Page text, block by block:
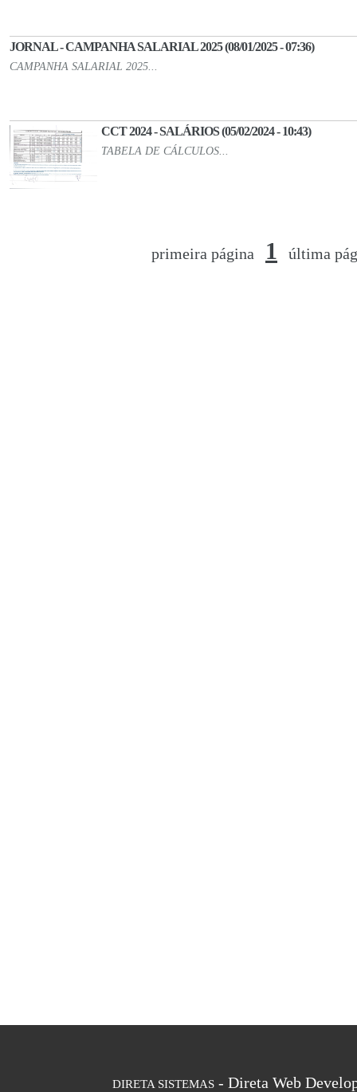
JORNAL - CAMPANHA SALARIAL 2025 (08/01/2025 - 07:36)
CAMPANHA SALARIAL 2025...
CCT 2024 - SALÁRIOS (05/02/2024 - 10:43)
TABELA DE CÁLCULOS...
primeira página 1 última
DIRETA SISTEMAS- Direta Web